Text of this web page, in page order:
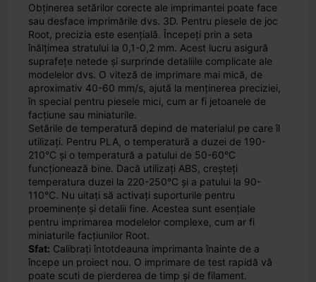
Obținerea setărilor corecte ale imprimantei poate face
sau desface imprimările dvs. 3D. Pentru piesele de joc
Root, precizia este esențială. Începeți prin a seta
înălțimea stratului la 0,1-0,2 mm. Acest lucru asigură
suprafețe netede și surprinde detaliile complicate ale
modelelor dvs. O viteză de imprimare mai mică, de
aproximativ 40-60 mm/s, ajută la menținerea preciziei,
în special pentru piesele mici, cum ar fi jetoanele de
facțiune sau miniaturile.
Setările de temperatură depind de materialul pe care îl
utilizați. Pentru PLA, o temperatură a duzei de 190-
210°C și o temperatură a patului de 50-60°C
funcționează bine. Dacă utilizați ABS, creșteți
temperatura duzei la 220-250°C și a patului la 90-
110°C. Nu uitați să activați suporturile pentru
proeminențe și detalii fine. Acestea sunt esențiale
pentru imprimarea modelelor complexe, cum ar fi
miniaturile facțiunilor Root.
Sfat: Calibrați întotdeauna imprimanta înainte de a
începe un proiect nou. O imprimare de test rapidă vă
poate scuti de pierderea de timp și de filament.